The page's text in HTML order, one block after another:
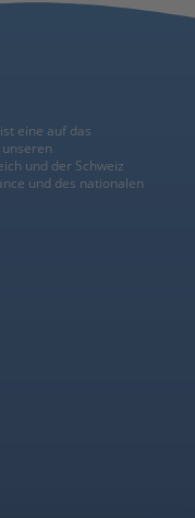
eine auf das
und der Schweiz
und des nationalen